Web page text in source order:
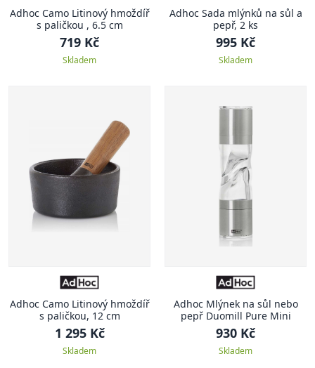
Adhoc Camo Litinový hmoždíř
s paličkou , 6.5 cm
719 Kč
Skladem
Adhoc Sada mlýnků na sůl a
pepř, 2 ks
995 Kč
Skladem
Adhoc Camo Litinový hmoždíř
s paličkou, 12 cm
1 295 Kč
Skladem
Adhoc Mlýnek na sůl nebo
pepř Duomill Pure Mini
930 Kč
Skladem